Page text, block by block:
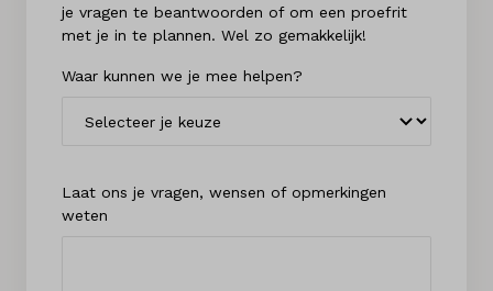
je vragen te beantwoorden of om een proefrit
met je in te plannen. Wel zo gemakkelijk!
Waar kunnen we je mee helpen?
Laat ons je vragen, wensen of opmerkingen
weten